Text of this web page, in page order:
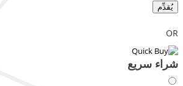
يُقدِّم
OR
شراء سريع